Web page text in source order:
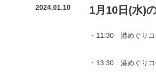
2024.01.10 1月10日(水)
・11:30 港めぐり
・13:30 港めぐり